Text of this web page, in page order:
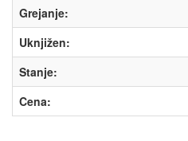
Grejanje:
Uknjižen:
Stanje:
Cena: